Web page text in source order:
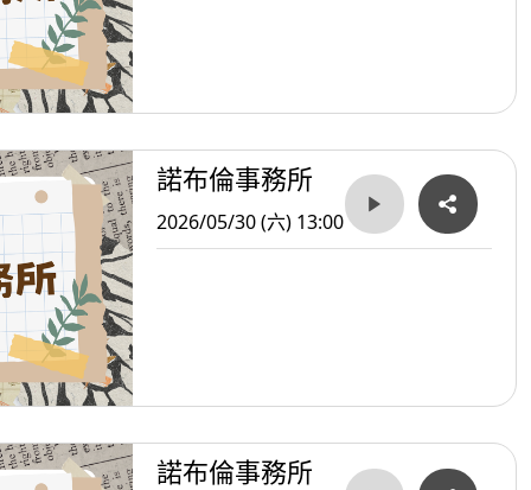
諾布倫事務所
2026/05/30 (六) 13:00
諾布倫事務所